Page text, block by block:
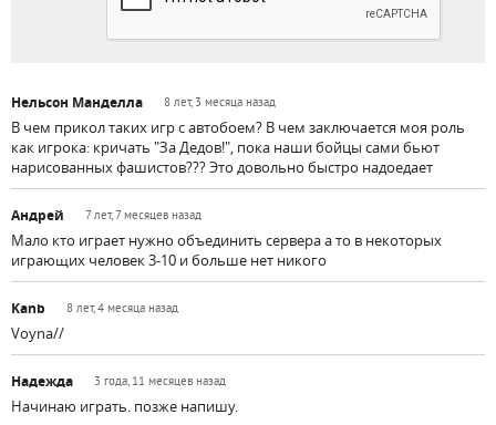
Нельсон Манделла 8 лет, 3 месяца назад
В чем прикол таких игр с автобоем? В чем заключается моя роль
как игрока: кричать "За Дедов!", пока наши бойцы сами бьют
нарисованных фашистов??? Это довольно быстро надоедает
Андрей 7 лет, 7 месяцев назад
Мало кто играет нужно объединить сервера а то в некоторых
играющих человек 3-10 и больше нет никого
Kanb 8 лет, 4 месяца назад
Voyna//
Надежда 3 года, 11 месяцев назад
Начинаю играть. позже напишу.